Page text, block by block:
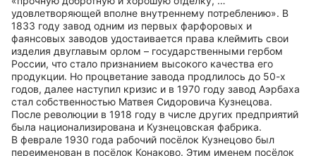
удовлетворяющей вполне внутреннему потреблению». В
1833 году завод одним из первых фарфоровых и
фаянсовых заводов удостаивается права клеймить свои
изделия двуглавым орлом – государственными гербом
России, что стало признанием высокого качества его
продукции. Но процветание завода продлилось до 50-х
годов, далее наступил кризис и в 1970 году завод Аэрбаха
стал собственностью Матвея Сидоровича Кузнецова.
После революции в 1918 году в числе других предприятий
была национализирована и Кузнецовская фабрика.
В феврале 1930 года рабочий посёлок Кузнецово был
переименован в посёлок Конаково. Этим именем посёлок